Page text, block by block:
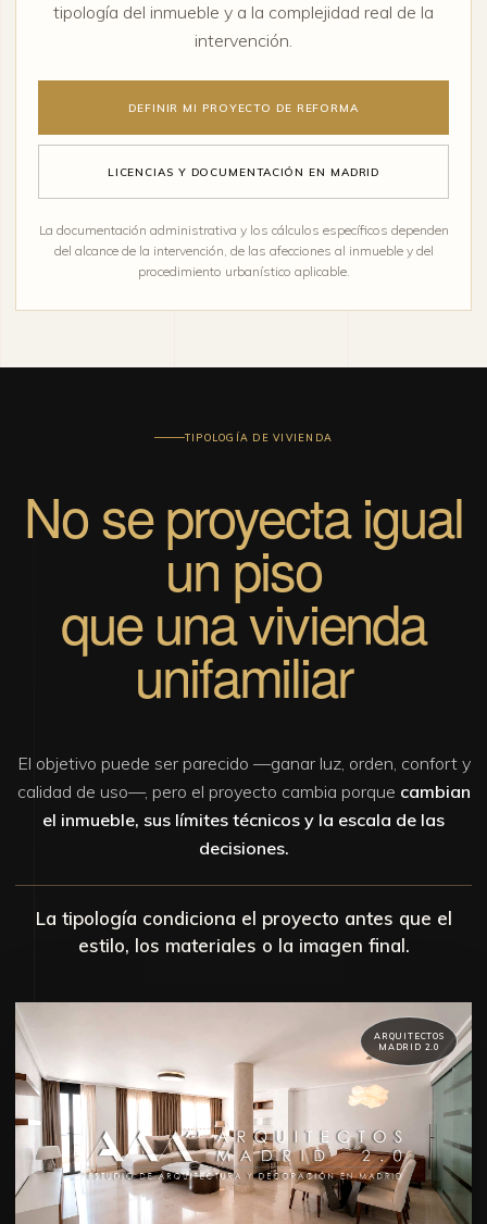
tipología del inmueble y a la complejidad real de la
intervención.
DEFINIR MI PROYECTO DE REFORMA
LICENCIAS Y DOCUMENTACIÓN EN MADRID
La documentación administrativa y los cálculos específicos dependen
del alcance de la intervención, de las afecciones al inmueble y del
procedimiento urbanístico aplicable.
TIPOLOGÍA DE VIVIENDA
No se proyecta igual
un piso
que una vivienda
unifamiliar
El objetivo puede ser parecido —ganar luz, orden, confort y
calidad de uso—, pero el proyecto cambia porque cambian
el inmueble, sus límites técnicos y la escala de las
decisiones.
La tipología condiciona el proyecto antes que el
estilo, los materiales o la imagen final.
ARQUITECTOS
MADRID 2.0